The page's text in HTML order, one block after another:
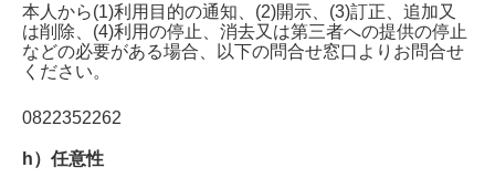
本人から(1)利用目的の通知、(2)開示、(3)訂正、追加又
は削除、(4)利用の停止、消去又は第三者への提供の停止
などの必要がある場合、以下の問合せ窓口よりお問合せ
ください。
0822352262
h）任意性